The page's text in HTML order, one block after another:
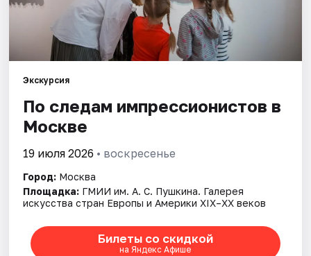
События
Площадки
Артисты
Экскурсия
По следам импрессионистов в
Москве
19 июля 2026 • воскресенье
Город: Москва
Площадка: ГМИИ им. А. С. Пушкина. Галерея
искусства стран Европы и Америки XIX–XX веков
Билеты со скидкой
на Яндекс Афише